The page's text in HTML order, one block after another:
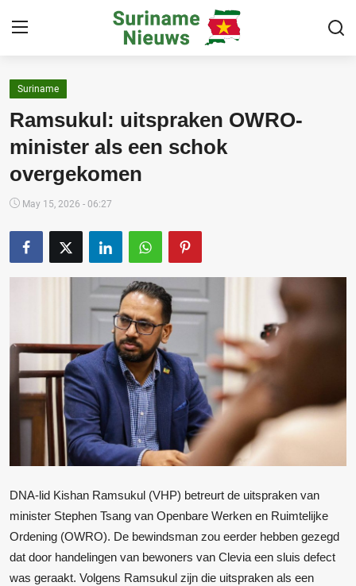
Home
Buitenland
Sport
Cultuur & Media
Deals!
Suriname
Ramsukul: uitspraken OWRO-
minister als een schok
overgekomen
May 15, 2026 - 06:27
DNA-lid Kishan Ramsukul (VHP) betreurt de uitspraken van
minister Stephen Tsang van Openbare Werken en Ruimtelijke
Ordening (OWRO). De bewindsman zou eerder hebben gezegd
dat door handelingen van bewoners van Clevia een sluis defect
was geraakt. Volgens Ramsukul zijn die uitspraken als een